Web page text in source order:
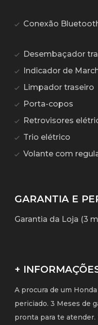
Conexão
Desembaçador
Indicador de
Limpador traseiro
Porta-copos
Retrovisores
Trio elétrico
Volante com
GARANTIA E
Garantia da Loja (3
+
A procura de um
periciado. 3 Meses de
pronta para te atender.